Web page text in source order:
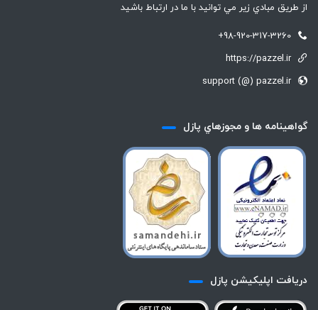
از طريق مبادي زير مي توانيد با ما در ارتباط باشيد
+98-920-317-3260
https://pazzel.ir
support (@) pazzel.ir
گواهينامه ها و مجوزهاي پازل
دريافت اپليكيشن پازل